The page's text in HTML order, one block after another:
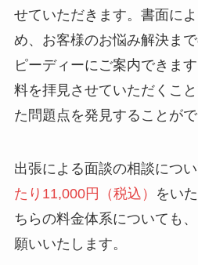
せていただきます。書面に
め、お客様のお悩み解決ま
ピーディーにご案内できま
料を拝見させていただくこ
た問題点を発見することがで
出張による面談の相談につ
たり11,000円（税込）
をい
ちらの料金体系についても
願いいたします。